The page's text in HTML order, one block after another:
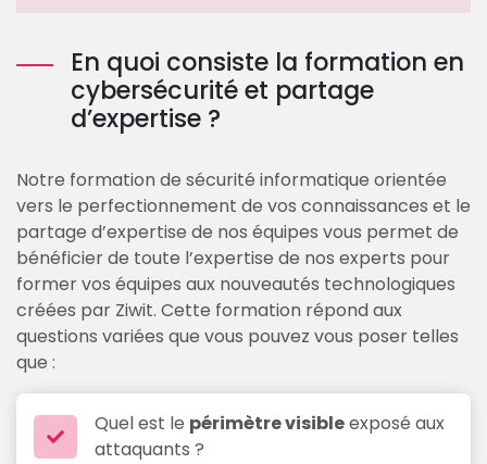
En quoi consiste la formation en
cybersécurité et partage
d’expertise ?
Notre formation de sécurité informatique orientée
vers le perfectionnement de vos connaissances et le
partage d’expertise de nos équipes vous permet de
bénéficier de toute l’expertise de nos experts pour
former vos équipes aux nouveautés technologiques
créées par Ziwit. Cette formation répond aux
questions variées que vous pouvez vous poser telles
que :
Quel est le périmètre visibleexposé aux
attaquants ?